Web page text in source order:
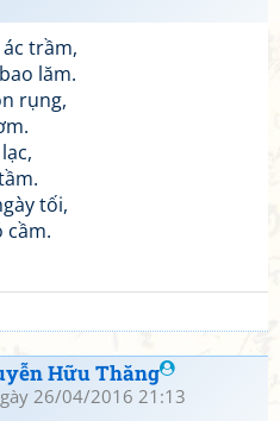
trầm,
lăm.
rụng,
tối,
cầm.
Hữu Thăng
26/04/2016 21:13